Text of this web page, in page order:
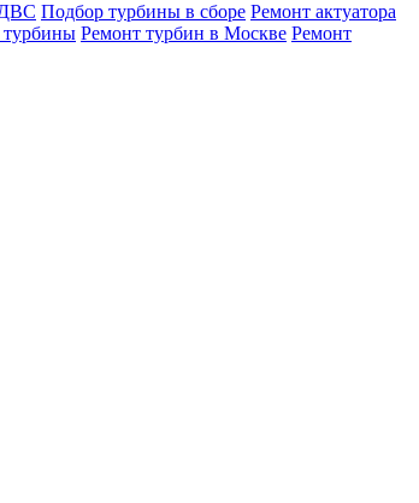
Подбор турбины в сборе Ремонт актуатора
турбины Ремонт турбин в Москве Ремонт